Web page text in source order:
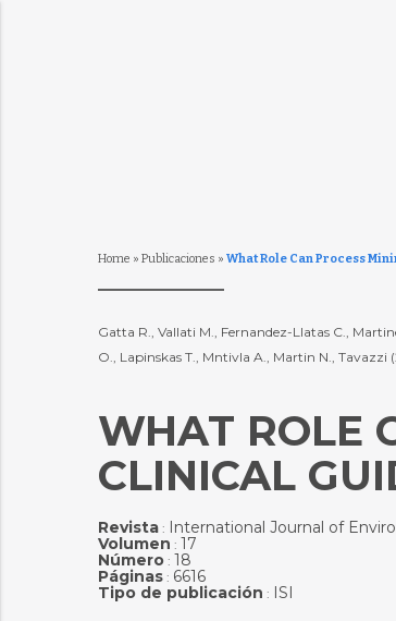
Home » Publicaciones » What Role Can Process
Gatta R., Vallati M., Fernandez-Llatas C.,
O., Lapinskas T., Mntivla A., Martin N., Tavazzi
WHAT ROLE
CLINICAL
Revista: International Journal of
Volumen : 17
Número: 18
Páginas: 6616
Tipo de publicación : ISI